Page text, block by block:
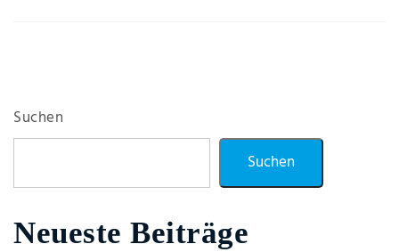
Suchen
Suchen
Neueste Beiträge